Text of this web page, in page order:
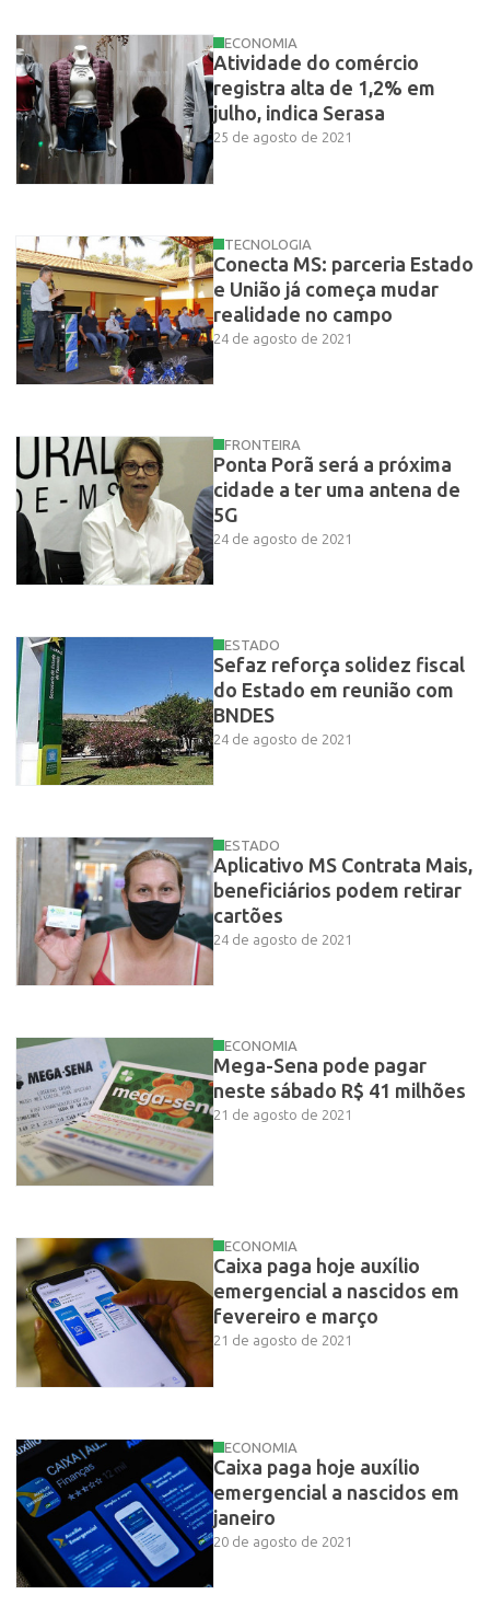
ECONOMIA
Atividade do comércio
registra alta de 1,2% em
julho, indica Serasa
25 de agosto de 2021
TECNOLOGIA
Conecta MS: parceria Estado
e União já começa mudar
realidade no campo
24 de agosto de 2021
FRONTEIRA
Ponta Porã será a próxima
cidade a ter uma antena de
5G
24 de agosto de 2021
ESTADO
Sefaz reforça solidez fiscal
do Estado em reunião com
BNDES
24 de agosto de 2021
ESTADO
Aplicativo MS Contrata Mais,
beneficiários podem retirar
cartões
24 de agosto de 2021
ECONOMIA
Mega-Sena pode pagar
neste sábado R$ 41 milhões
21 de agosto de 2021
ECONOMIA
Caixa paga hoje auxílio
emergencial a nascidos em
fevereiro e março
21 de agosto de 2021
ECONOMIA
Caixa paga hoje auxílio
emergencial a nascidos em
janeiro
20 de agosto de 2021